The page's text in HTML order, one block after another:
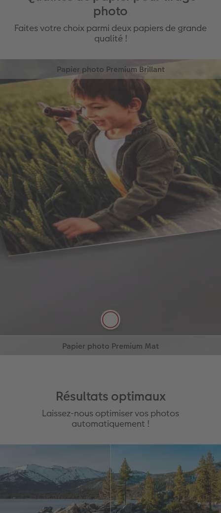
photo
Faites votre choix parmi deux papiers de grande
qualité !
Commandez en ligne
Résultats optimaux
Laissez-nous optimiser vos photos
automatiquement !